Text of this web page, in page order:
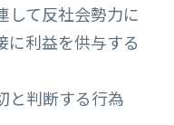
して反社会勢力に
に利益を供与する
と判断する行為